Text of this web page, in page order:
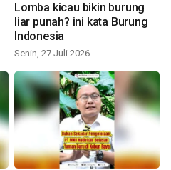
Lomba kicau bikin burung
liar punah? ini kata Burung
Indonesia
Senin, 27 Juli 2026